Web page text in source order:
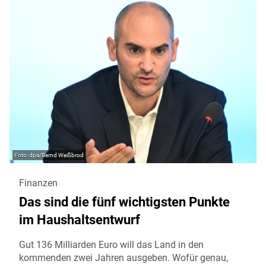
dpa/Bernd Weißbrod
Finanzen
Das sind die fünf wichtigsten Punkte
im Haushaltsentwurf
Gut 136 Milliarden Euro will das Land in den
kommenden zwei Jahren ausgeben. Wofür genau,